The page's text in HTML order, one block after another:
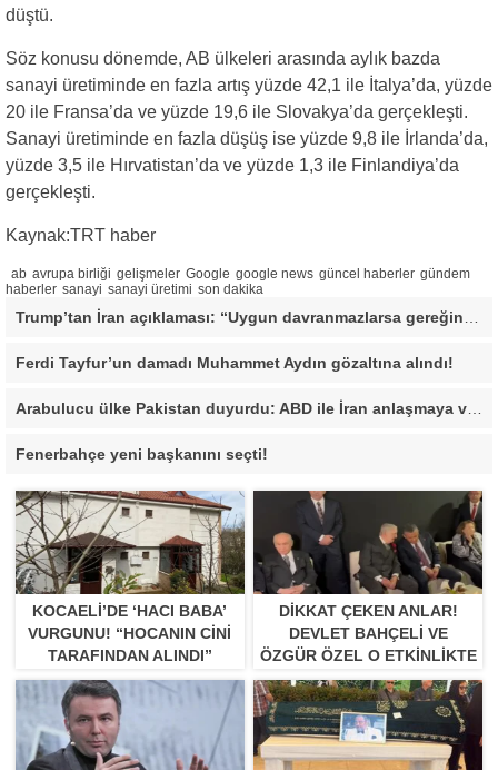
düştü.
Söz konusu dönemde, AB ülkeleri arasında aylık bazda
sanayi üretiminde en fazla artış yüzde 42,1 ile İtalya’da, yüzde
20 ile Fransa’da ve yüzde 19,6 ile Slovakya’da gerçekleşti.
Sanayi üretiminde en fazla düşüş ise yüzde 9,8 ile İrlanda’da,
yüzde 3,5 ile Hırvatistan’da ve yüzde 1,3 ile Finlandiya’da
gerçekleşti.
Kaynak:TRT haber
ab avrupa birliği gelişmeler Google google news güncel haberler gündem
haberler sanayi sanayi üretimi son dakika
Ferdi Tayfur’un damadı Muhammet Aydın gözaltına alındı!
Arabulucu ülke Pakistan duyurdu: ABD ile İran anlaşmaya vardı
Fenerbahçe yeni başkanını seçti!
KOCAELI’DE ‘HACI BABA’
VURGUNU! “HOCANIN CINI
TARAFINDAN ALINDI”
DIKKAT ÇEKEN ANLAR!
DEVLET BAHÇELI VE
ÖZGÜR ÖZEL O ETKINLIKTE
BIR ARAYA GELDILER